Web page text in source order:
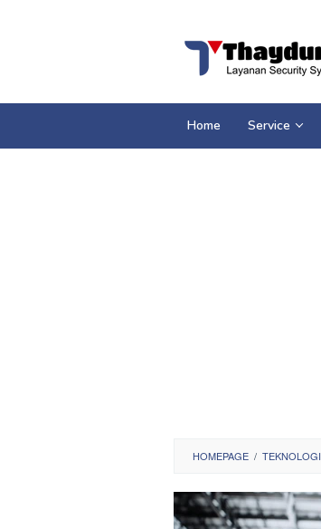
Home Service
HOMEPAGE / TEKNOLOGI